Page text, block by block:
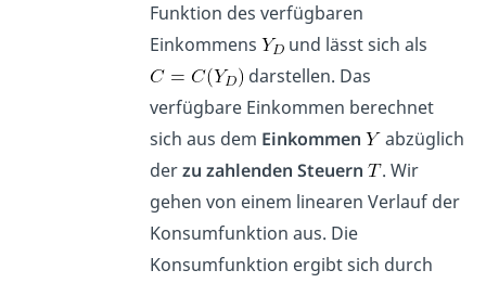
Funktion des verfügbaren
Einkommens
und lässt sich als
darstellen. Das
verfügbare Einkommen berechnet
sich aus dem Einkommen
abzüglich
derzu zahlenden Steuern
. Wir
gehen von einem linearen Verlauf der
Konsumfunktion aus. Die
Konsumfunktion ergibt sich durch